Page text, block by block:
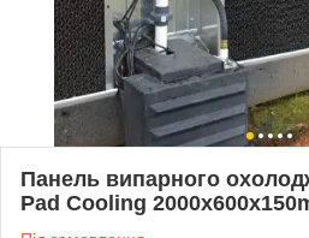
Панель випарного
Pad Cooling